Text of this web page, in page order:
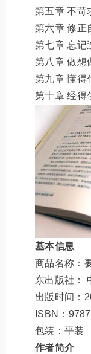
第五章 不苛
第六章 修正
第七章 忘记
第八章 做想
第九章 懂得
第十章 经得
基本信息
商品名称：
东出版社：
出版时间：
ISBN：
包装：平装
作者简介